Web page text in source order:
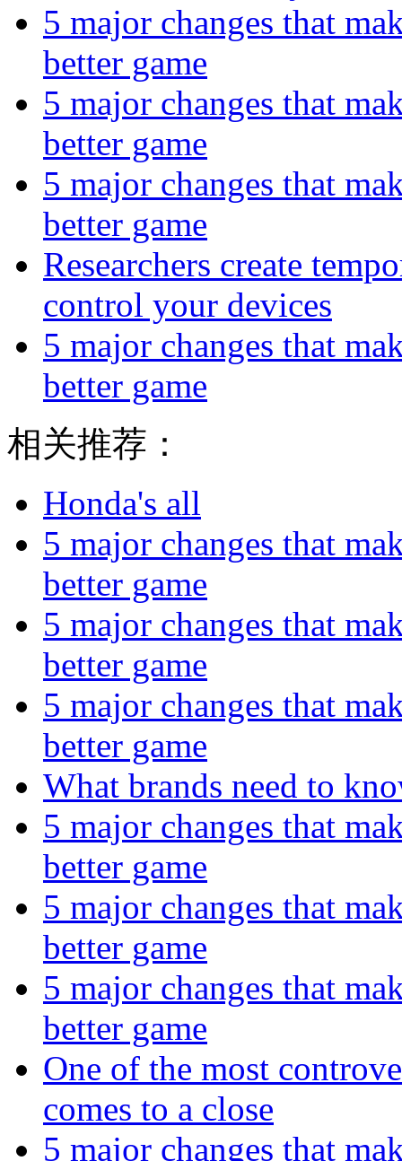
5 major changes that
better game
5 major changes that
better game
5 major changes that
better game
Researchers create
control your devices
5 major changes that
better game
相关推荐：
Honda's all
5 major changes that
better game
5 major changes that
better game
5 major changes that
better game
What brands need to
5 major changes that
better game
5 major changes that
better game
5 major changes that
better game
One of the most
comes to a close
5 major changes that